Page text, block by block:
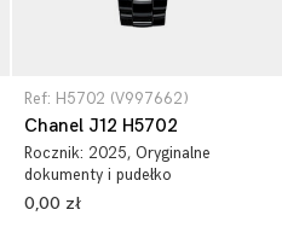
Ref: H5702 (V997662)
Chanel J12 H5702
Rocznik: 2025, Oryginalne
dokumenty i pudełko
0,00 zł